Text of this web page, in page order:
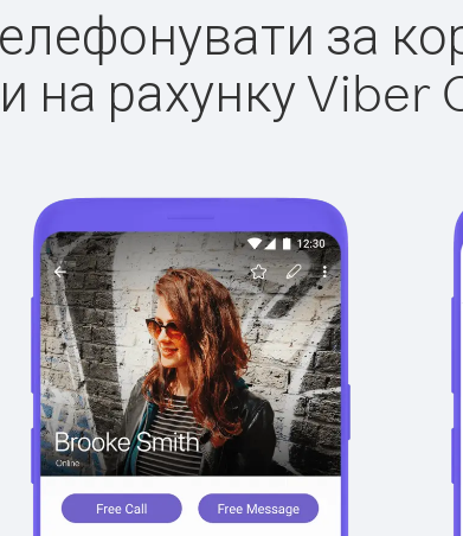
за
на рахунку Viber